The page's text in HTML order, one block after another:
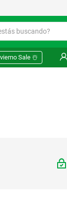
buscando?
Sale ☃️